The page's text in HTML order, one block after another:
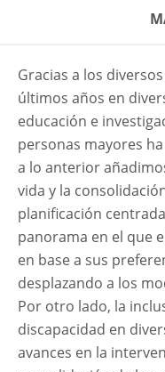
Gracias a los
últimos años en
educación e
personas mayores
a lo anterior
vida y la
planificación
panorama en el que
en base a sus
desplazando a los
Por otro lado, la
discapacidad en
avances en la